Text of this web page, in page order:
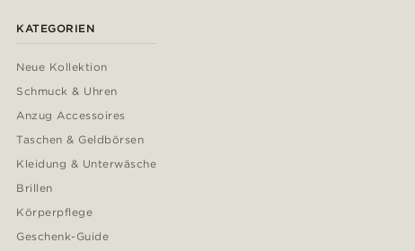
KATEGORIEN
Neue Kollektion
Schmuck & Uhren
Anzug Accessoires
Taschen & Geldbörsen
Kleidung & Unterwäsche
Brillen
Körperpflege
Geschenk-Guide